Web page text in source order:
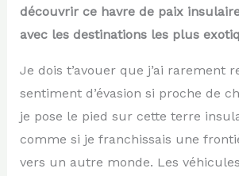
découvrir ce havre de paix
avec les destinations les plus
Je dois t’avouer que j’ai rarement
sentiment d’évasion si proche de
je pose le pied sur cette terre
comme si je franchissais une
vers un autre monde. Les